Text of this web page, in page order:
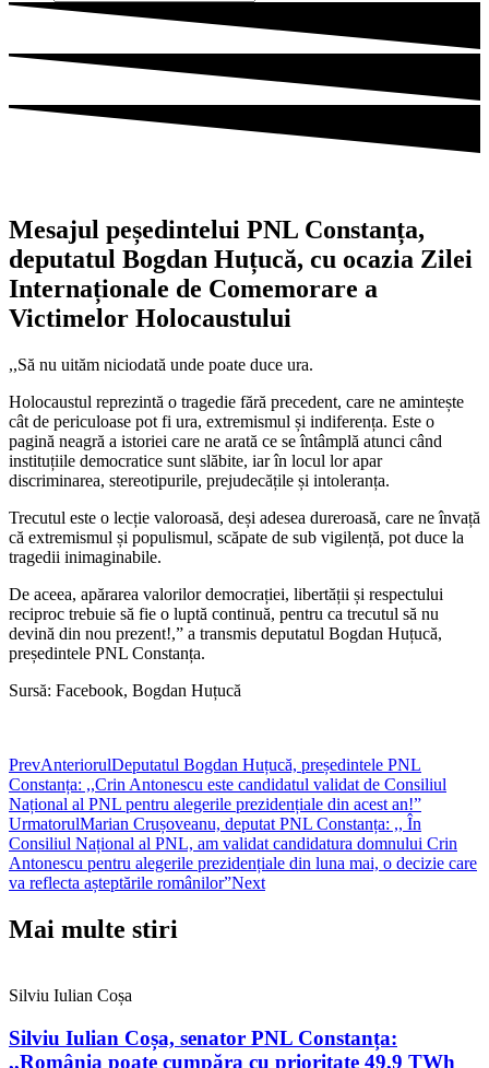
Mesajul peședintelui PNL Constanța,
deputatul Bogdan Huțucă, cu ocazia Zilei
Internaționale de Comemorare a
Victimelor Holocaustului
,,Să nu uităm niciodată unde poate duce ura.
Holocaustul reprezintă o tragedie fără precedent, care ne amintește
cât de periculoase pot fi ura, extremismul și indiferența. Este o
pagină neagră a istoriei care ne arată ce se întâmplă atunci când
instituțiile democratice sunt slăbite, iar în locul lor apar
discriminarea, stereotipurile, prejudecățile și intoleranța.
Trecutul este o lecție valoroasă, deși adesea dureroasă, care ne învață
că extremismul și populismul, scăpate de sub vigilență, pot duce la
tragedii inimaginabile.
De aceea, apărarea valorilor democrației, libertății și respectului
reciproc trebuie să fie o luptă continuă, pentru ca trecutul să nu
devină din nou prezent!,” a transmis deputatul Bogdan Huțucă,
președintele PNL Constanța.
Sursă: Facebook, Bogdan Huțucă
PrevAnteriorulDeputatul Bogdan Huțucă, președintele PNL
Constanța: ,,Crin Antonescu este candidatul validat de Consiliul
Național al PNL pentru alegerile prezidențiale din acest an!”
UrmatorulMarian Crușoveanu, deputat PNL Constanța: ,, În
Consiliul Național al PNL, am validat candidatura domnului Crin
Antonescu pentru alegerile prezidențiale din luna mai, o decizie care
va reflecta așteptările românilor”Next
Mai multe stiri
Silviu Iulian Coșa
Silviu Iulian Coșa, senator PNL Constanța:
,,România poate cumpăra cu prioritate 49,9 TWh